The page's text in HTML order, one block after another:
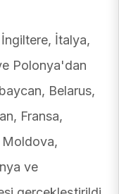
İngiltere, İtalya,
Polonya'dan
Belarus,
Fransa,
Moldova,
ve